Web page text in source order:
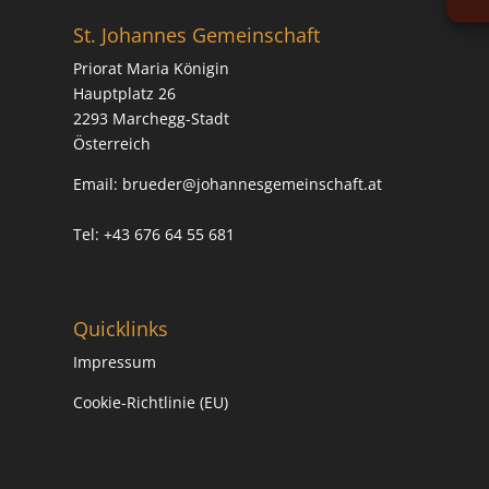
St. Johannes Gemeinschaft
Priorat Maria Königin
Hauptplatz 26
2293 Marchegg-Stadt
Österreich
Email: brueder@johannesgemeinschaft.at
Tel: +43 676 64 55 681
Quicklinks
Impressum
Cookie-Richtlinie (EU)